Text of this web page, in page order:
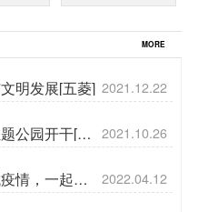
MORE
明发展[五菱] 2021.12.22
公园开干[五 2021.10.26
情，一起 2022.04.12